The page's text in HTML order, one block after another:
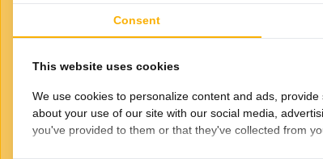
Gerelateerde
producten
Epoxy-look
FUGURATO Epoxy-look
Consent
This website uses cookies
We use cookies to personalize content and ads,
about your use of our site with our social media,
you've provided to them or that they've collected from